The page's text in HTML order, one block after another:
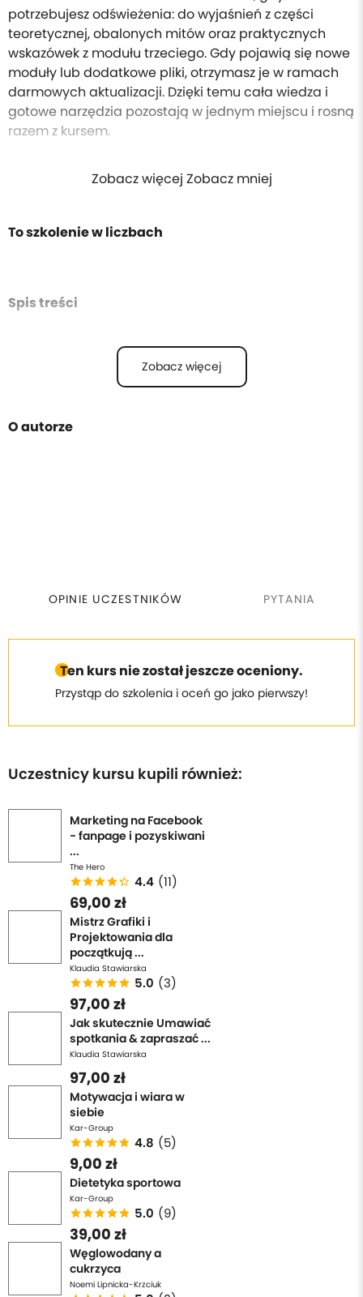
potrzebujesz odświeżenia: do wyjaśnień z części
teoretycznej, obalonych mitów oraz praktycznych
wskazówek z modułu trzeciego. Gdy pojawią się nowe
moduły lub dodatkowe pliki, otrzymasz je w ramach
darmowych aktualizacji. Dzięki temu cała wiedza i
gotowe narzędzia pozostają w jednym miejscu i rosną
razem z kursem.
Zobacz więcej Zobacz mniej
To szkolenie w liczbach
Spis treści
Zobacz więcej
O autorze
OPINIE UCZESTNIKÓW PYTANIA
Ten kurs nie został jeszcze oceniony.
Przystąp do szkolenia i oceń go jako pierwszy!
Uczestnicy kursu kupili również:
Marketing na Facebook
- fanpage i pozyskiwani
...
The Hero
4.4 (11)
69,00 zł
Mistrz Grafiki i
Projektowania dla
początkują ...
Klaudia Stawiarska
5.0 (3)
97,00 zł
Jak skutecznie Umawiać
spotkania & zapraszać ...
Klaudia Stawiarska
97,00 zł
Motywacja i wiara w
siebie
Kar-Group
4.8 (5)
9,00 zł
Dietetyka sportowa
Kar-Group
5.0 (9)
39,00 zł
Węglowodany a
cukrzyca
Noemi Lipnicka-Krzciuk